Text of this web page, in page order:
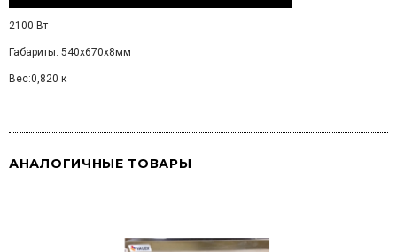
2100 Вт
Габариты: 540х670х8мм
Вес:0,820 к
АНАЛОГИЧНЫЕ ТОВАРЫ